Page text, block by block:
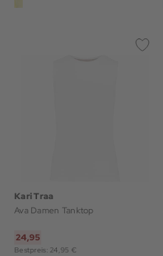
Kari Traa
Ava Damen Tanktop
24,95
Bestpreis: 24,95 €